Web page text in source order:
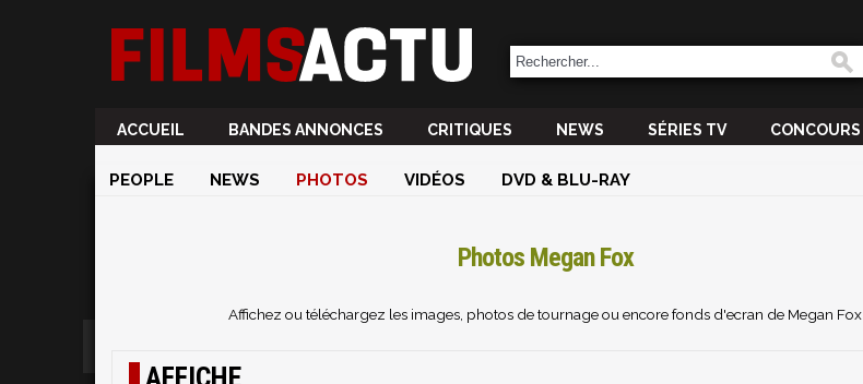
ACCUEIL BANDES ANNONCES CRITIQUES NEWS SÉRIES TV CONCOURS
PEOPLE NEWS PHOTOS VIDÉOS DVD & BLU-RAY
Photos Megan Fox
Affichez ou téléchargez les images, photos de tournage ou encore fonds d'ecran de Megan Fox
AFFICHE